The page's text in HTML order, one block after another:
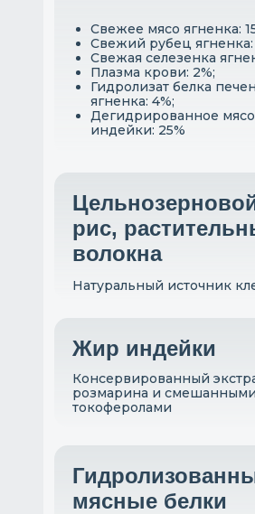
Жир индейки
Консервированный
розмарина и смешанными
токоферолами
рис,
волокна
Натуральный источник
Свежее мясо ягненка:
Свежий рубец ягненка:
Свежая селезенка
Плазма крови: 2%;
Гидролизат белка
ягненка: 4%;
Дегидрированное мясо
индейки: 25%
мясные белки